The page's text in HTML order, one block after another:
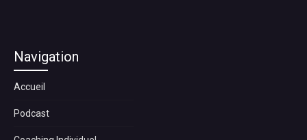
Navigation
Accueil
Podcast